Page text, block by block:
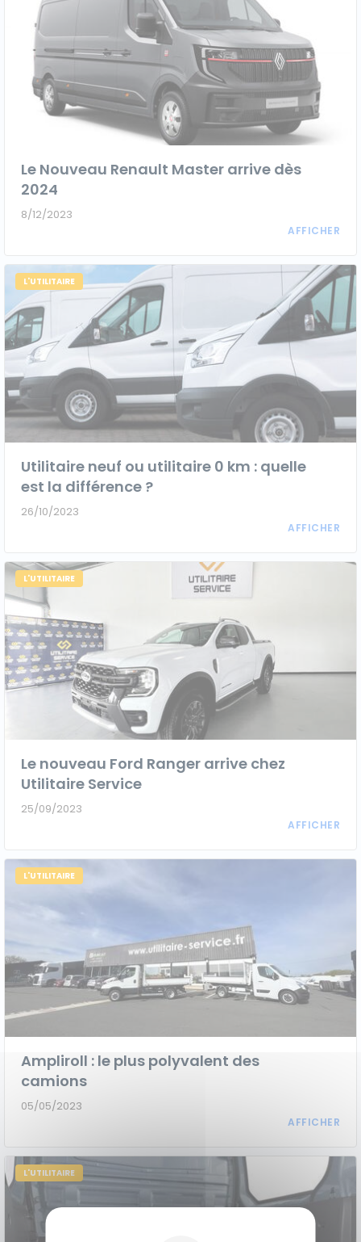
Le Nouveau Renault Master arrive dès
2024
8/12/2023
L'UTILITAIRE
Utilitaire neuf ou utilitaire 0 km : quelle
est la différence ?
26/10/2023
L'UTILITAIRE
Le nouveau Ford Ranger arrive chez
Utilitaire Service
25/09/2023
L'UTILITAIRE
Ampliroll : le plus polyvalent des
camions
05/05/2023
L'UTILITAIRE